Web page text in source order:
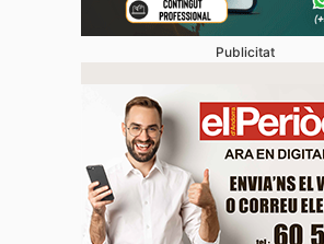
Publicitat